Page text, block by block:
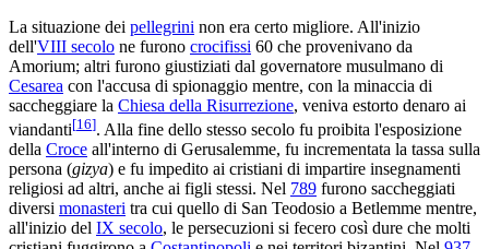
La situazione dei pellegrini non era certo migliore. All'inizio
dell'VIII secolo ne furono crocifissi 60 che provenivano da
Amorium; altri furono giustiziati dal governatore musulmano di
Cesarea con l'accusa di spionaggio mentre, con la minaccia di
saccheggiare la Chiesa della Risurrezione, veniva estorto denaro ai
viandanti[16]. Alla fine dello stesso secolo fu proibita l'esposizione
della Croce all'interno di Gerusalemme, fu incrementata la tassa sulla
persona (gizya) e fu impedito ai cristiani di impartire insegnamenti
religiosi ad altri, anche ai figli stessi. Nel 789 furono saccheggiati
diversi monasteri tra cui quello di San Teodosio a Betlemme mentre,
all'inizio del IX secolo, le persecuzioni si fecero così dure che molti